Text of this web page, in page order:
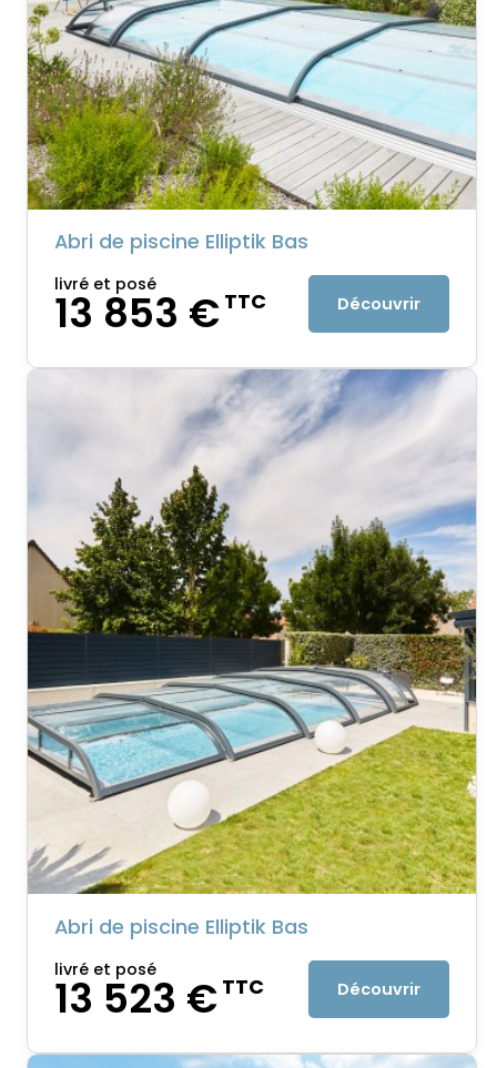
Abri de piscine Elliptik Bas
livré et posé
13 853 €TTC Découvrir
Abri de piscine Elliptik Bas
livré et posé
13 523 €TTC Découvrir